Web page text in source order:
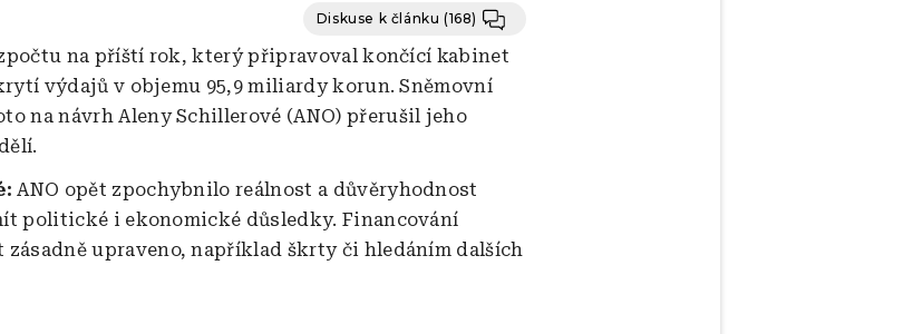
Diskuse k článku (168)
na příští rok, který připravoval končící kabinet
výdajů v objemu 95,9 miliardy korun. Sněmovní
na návrh Aleny Schillerové (ANO) přerušil jeho
ANO opět zpochybnilo reálnost a důvěryhodnost
politické i ekonomické důsledky. Financování
upraveno, například škrty či hledáním dalších